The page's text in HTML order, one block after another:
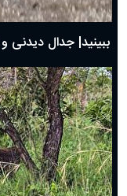
بهترین پیامک تبریک روز پدر ۱۴۰۴؛ جملات زیبا و
ببینید| جدال دیدنی